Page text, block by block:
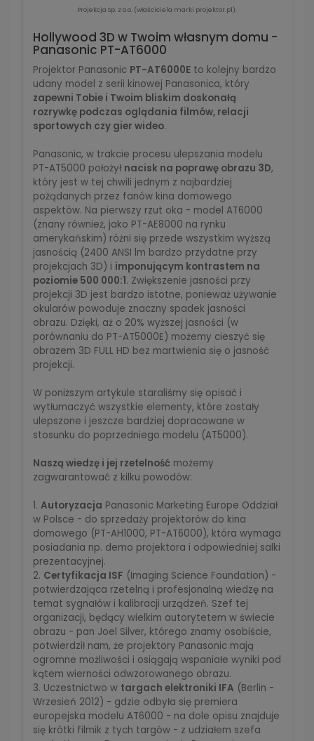
Projekcja Sp. z o.o. (właściciela marki projektor.pl).
Hollywood 3D w Twoim własnym domu -
Panasonic PT-AT6000
Projektor Panasonic PT-AT6000E to kolejny bardzo
udany model z serii kinowej Panasonica, który
zapewni Tobie i Twoim bliskim doskonałą
rozrywkę podczas oglądania filmów, relacji
sportowych czy gier wideo.
Panasonic, w trakcie procesu ulepszania modelu
PT-AT5000 położył nacisk na poprawę obrazu 3D,
który jest w tej chwili jednym z najbardziej
pożądanych przez fanów kina domowego
aspektów. Na pierwszy rzut oka - model AT6000
(znany również, jako PT-AE8000 na rynku
amerykańskim) różni się przede wszystkim wyższą
jasnością (2400 ANSI lm bardzo przydatne przy
projekcjach 3D) i imponującym kontrastem na
poziomie 500 000:1. Zwiększenie jasności przy
projekcji 3D jest bardzo istotne, ponieważ używanie
okularów powoduje znaczny spadek jasności
obrazu. Dzięki, aż o 20% wyższej jasności (w
porównaniu do PT-AT5000E) możemy cieszyć się
obrazem 3D FULL HD bez martwienia się o jasność
projekcji.
W poniższym artykule staraliśmy się opisać i
wytłumaczyć wszystkie elementy, które zostały
ulepszone i jeszcze bardziej dopracowane w
stosunku do poprzedniego modelu (AT5000).
Naszą wiedzę i jej rzetelność możemy
zagwarantować z kilku powodów:
1. Autoryzacja Panasonic Marketing Europe Oddział
w Polsce - do sprzedaży projektorów do kina
domowego (PT-AH1000, PT-AT6000), która wymaga
posiadania np. demo projektora i odpowiedniej salki
prezentacyjnej.
2. Certyfikacja ISF (Imaging Science Foundation) -
potwierdzająca rzetelną i profesjonalną wiedzę na
temat sygnałów i kalibracji urządzeń. Szef tej
organizacji, będący wielkim autorytetem w świecie
obrazu - pan Joel Silver, którego znamy osobiście,
potwierdził nam, że projektory Panasonic mają
ogromne możliwości i osiągają wspaniałe wyniki pod
kątem wierności odwzorowanego obrazu.
3. Uczestnictwo w targach elektroniki IFA (Berlin -
Wrzesień 2012) - gdzie odbyła się premiera
europejska modelu AT6000 - na dole opisu znajduje
się krótki filmik z tych targów - z udziałem szefa